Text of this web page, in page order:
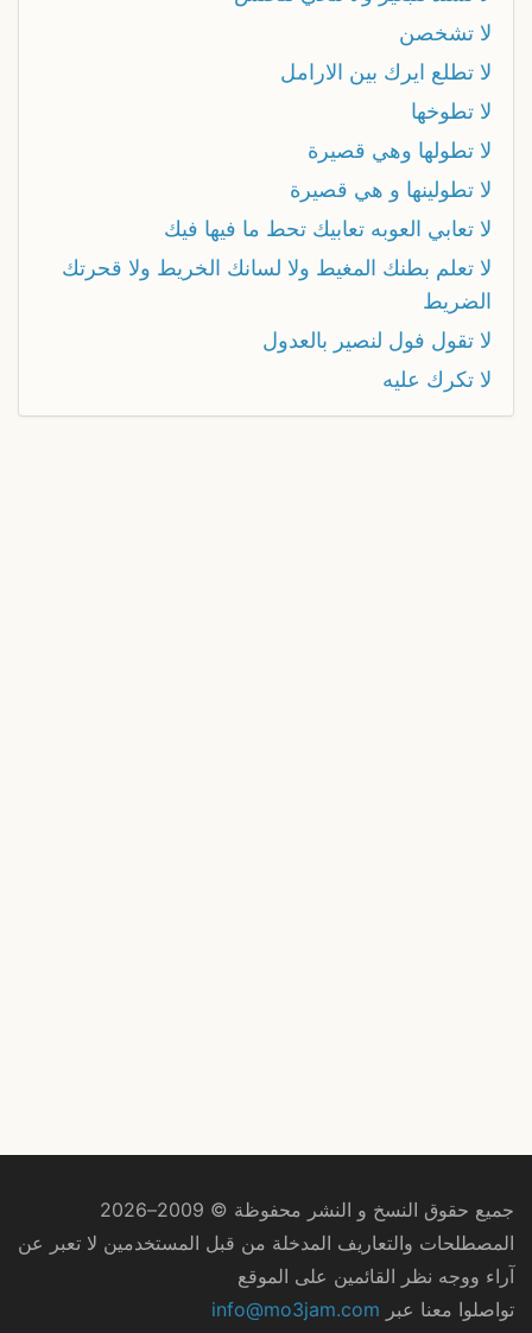
لا تشخصن
لا تطلع ايرك بين الارامل
لا تطوخها
لا تطولها وهي قصيرة
لا تطولينها و هي قصيرة
لا تعابي العوبه تعابيك تحط ما فيها فيك
لا تعلم بطنك المغيط ولا لسانك الخريط ولا قحرتك
الضريط
لا تقول فول لنصير بالعدول
لا تكرك عليه
جميع حقوق النسخ و النشر محفوظة © 2009–2026
المصطلحات والتعاريف المدخلة من قبل المستخدمين لا تعبر عن
آراء ووجه نظر القائمين على الموقع
تواصلوا معنا عبر info@mo3jam.com